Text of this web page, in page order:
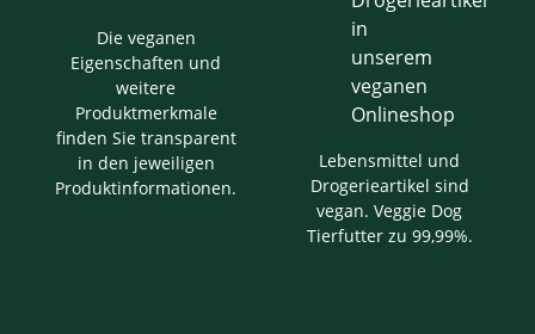
Die veganen
Eigenschaften und
weitere
Produktmerkmale
finden Sie transparent
in den jeweiligen
Produktinformationen.
Lebensmittel und
Drogerieartikel sind
vegan. Veggie Dog
Tierfutter zu 99,99%.